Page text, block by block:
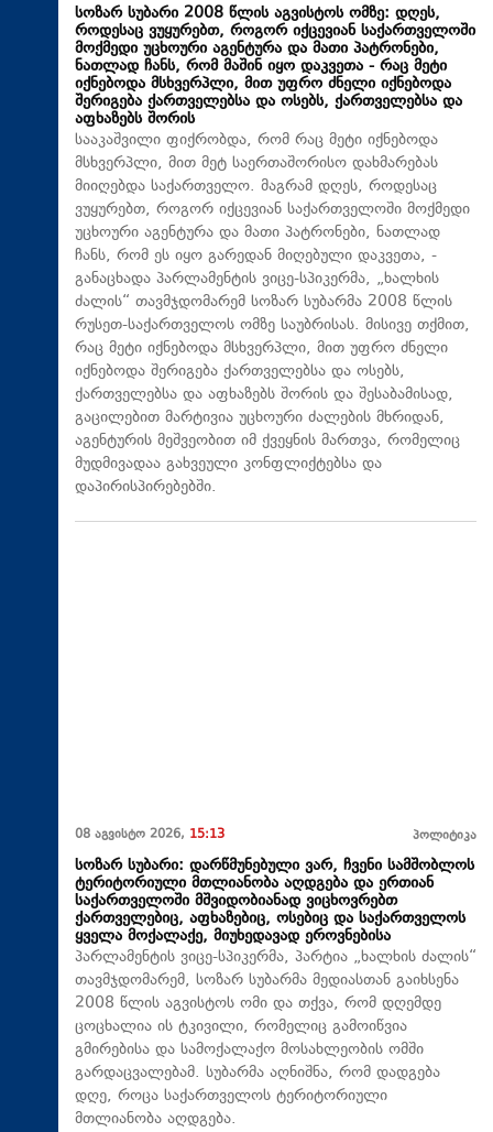
სოზარ სუბარი 2008 წლის აგვისტოს ომზე: დღეს,
როდესაც ვუყურებთ, როგორ იქცევიან საქართველოში
მოქმედი უცხოური აგენტურა და მათი პატრონები,
ნათლად ჩანს, რომ მაშინ იყო დაკვეთა - რაც მეტი
იქნებოდა მსხვერპლი, მით უფრო ძნელი იქნებოდა
შერიგება ქართველებსა და ოსებს, ქართველებსა და
აფხაზებს შორის
სააკაშვილი ფიქრობდა, რომ რაც მეტი იქნებოდა
მსხვერპლი, მით მეტ საერთაშორისო დახმარებას
მიიღებდა საქართველო. მაგრამ დღეს, როდესაც
ვუყურებთ, როგორ იქცევიან საქართველოში მოქმედი
უცხოური აგენტურა და მათი პატრონები, ნათლად
ჩანს, რომ ეს იყო გარედან მიღებული დაკვეთა, -
განაცხადა პარლამენტის ვიცე-სპიკერმა, „ხალხის
ძალის“ თავმჯდომარემ სოზარ სუბარმა 2008 წლის
რუსეთ-საქართველოს ომზე საუბრისას. მისივე თქმით,
რაც მეტი იქნებოდა მსხვერპლი, მით უფრო ძნელი
იქნებოდა შერიგება ქართველებსა და ოსებს,
ქართველებსა და აფხაზებს შორის და შესაბამისად,
გაცილებით მარტივია უცხოური ძალების მხრიდან,
აგენტურის მეშვეობით იმ ქვეყნის მართვა, რომელიც
მუდმივადაა გახვეული კონფლიქტებსა და
დაპირისპირებებში.
08 აგვისტო 2026, 15:13 პოლიტიკა
სოზარ სუბარი: დარწმუნებული ვარ, ჩვენი სამშობლოს
ტერიტორიული მთლიანობა აღდგება და ერთიან
საქართველოში მშვიდობიანად ვიცხოვრებთ
ქართველებიც, აფხაზებიც, ოსებიც და საქართველოს
ყველა მოქალაქე, მიუხედავად ეროვნებისა
პარლამენტის ვიცე-სპიკერმა, პარტია „ხალხის ძალის“
თავმჯდომარემ, სოზარ სუბარმა მედიასთან გაიხსენა
2008 წლის აგვისტოს ომი და თქვა, რომ დღემდე
ცოცხალია ის ტკივილი, რომელიც გამოიწვია
გმირებისა და სამოქალაქო მოსახლეობის ომში
გარდაცვალებამ. სუბარმა აღნიშნა, რომ დადგება
დღე, როცა საქართველოს ტერიტორიული
მთლიანობა აღდგება.